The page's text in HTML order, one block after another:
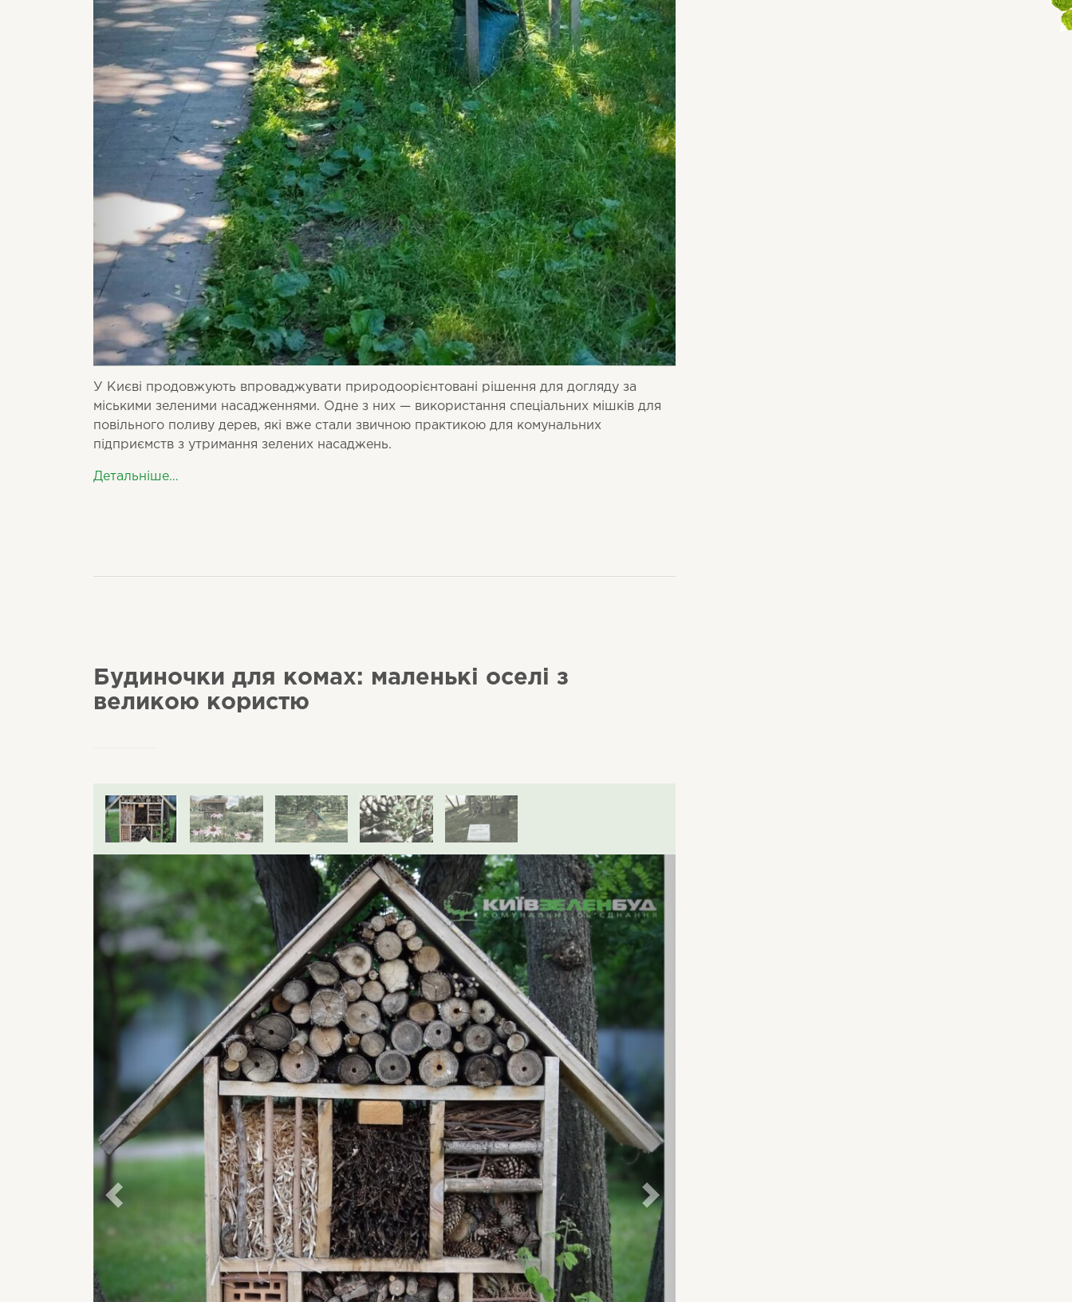
У Києві продовжують впроваджувати природоорієнтовані рішення для догляду за
міськими зеленими насадженнями. Одне з них — використання спеціальних мішків для
повільного поливу дерев, які вже стали звичною практикою для комунальних
підприємств з утримання зелених насаджень.
Детальніше…
Будиночки для комах: маленькі оселі з
великою користю